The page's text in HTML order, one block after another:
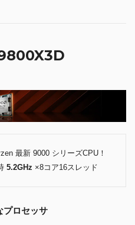
最新 9000 シリーズCPU！
5.2GHz ×8コア16スレッド
プロセッサ